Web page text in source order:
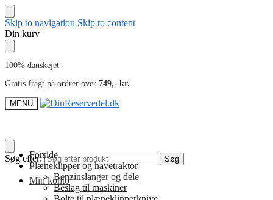
Skip to navigation Skip to content
Din kurv
100% danskejet
Gratis fragt på ordrer over 749,- kr.
MENU
Søg efter: Søg
Min konto
Forside
Plæneklipper og havetraktor
Benzinslanger og dele
Beslag til maskiner